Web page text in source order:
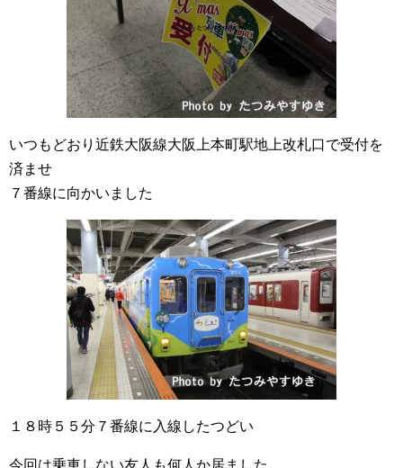
いつもどおり近鉄大阪線大阪上本町駅地上改札口で受付を
済ませ
７番線に向かいました
１８時５５分７番線に入線したつどい
今回は乗車しない友人も何人か居ました